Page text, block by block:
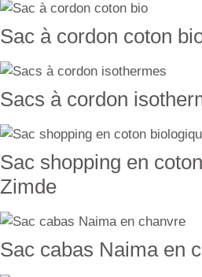
Sac à cordon coton
Sacs à cordon
Sac shopping en
Zimde
Sac cabas Naima en